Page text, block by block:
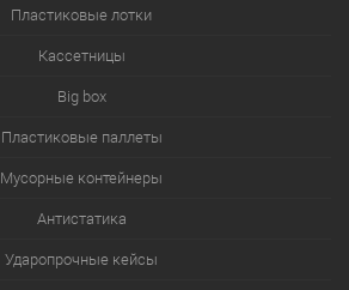
Пластиковые лотки
Кассетницы
Big box
Пластиковые паллеты
Мусорные контейнеры
Антистатика
Ударопрочные кейсы